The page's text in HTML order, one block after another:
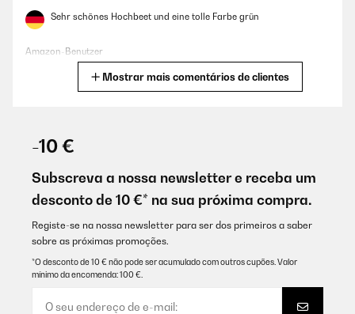
Sehr schönes Hochbeet und eine tolle Farbe grün
Amazon-Benutzer
Amazon-Benutzer
AVALIAÇÃO COMPROVADA
Das Hochbeet ist sehr stabil und macht einen hochwertigen
Mostrar mais comentários de clientes
-10 €
Subscreva a nossa newsletter e receba um
desconto de 10 €* na sua próxima compra.
Registe-se na nossa newsletter para ser dos primeiros a saber
sobre as próximas promoções.
*O desconto de 10 € não pode ser acumulado com outros cupões. Valor
mínimo da encomenda: 100 €.